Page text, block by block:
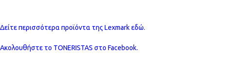
Δείτε περισσότερα προϊόντα της Lexmark εδώ.
Ακολουθήστε το TONERISTAS στο Facebook.